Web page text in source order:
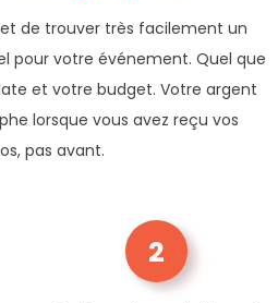
de trouver très facilement un
pour votre événement. Quel que
et votre budget. Votre argent
lorsque vous avez reçu vos
pas avant.
2